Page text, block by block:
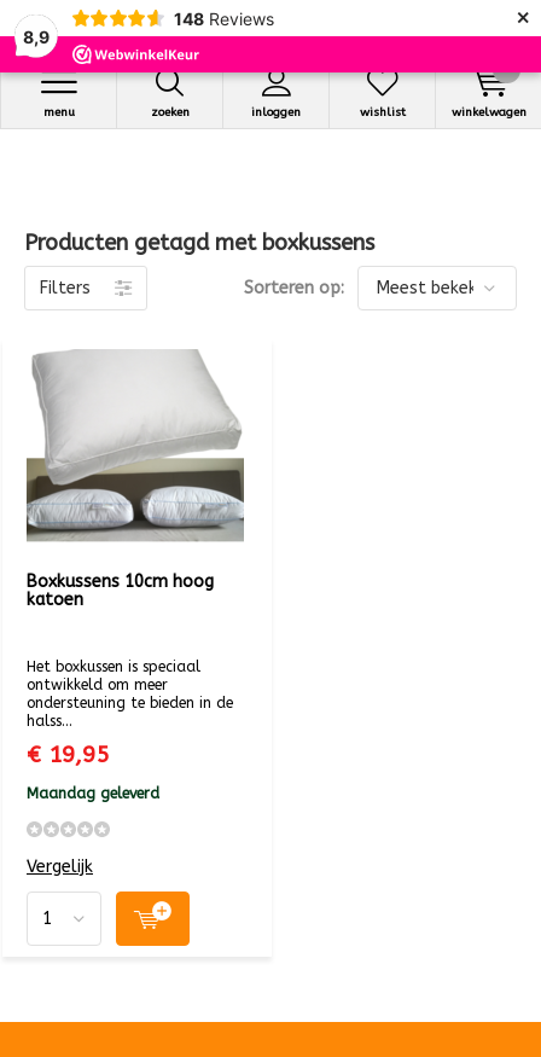
8,9
148 Reviews ×
zoeken inloggen
menu wishlist winkelwagen
Producten getagd met boxkussens
Filters Sorteren op:
Boxkussens 10cm hoog
katoen
Het boxkussen is speciaal
ontwikkeld om meer
ondersteuning te bieden in de
halss...
€ 19,95
Maandag geleverd
Vergelijk